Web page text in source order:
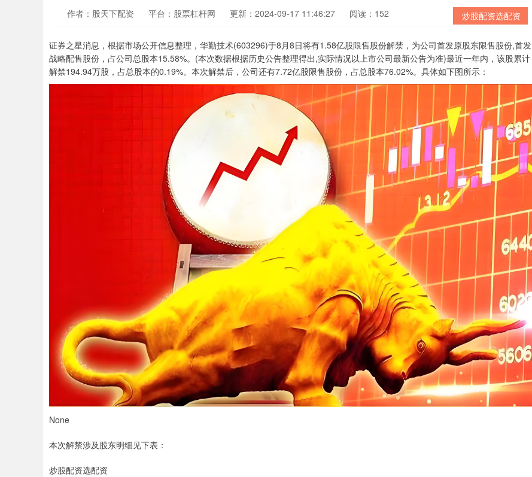
炒股配资选配资
作者：股天下配资 平台：股票杠杆网 更新：2024-09-17 11:46:27 阅读：152
证券之星消息，根据市场公开信息整理，华勤技术(603296)于8月8日将有1.58亿股限售股份解禁，为公司首发原股东限售股份,首发
战略配售股份，占公司总股本15.58%。(本次数据根据历史公告整理得出,实际情况以上市公司最新公告为准)最近一年内，该股累计
解禁194.94万股，占总股本的0.19%。本次解禁后，公司还有7.72亿股限售股份，占总股本76.02%。具体如下图所示：
None
本次解禁涉及股东明细见下表：
炒股配资选配资